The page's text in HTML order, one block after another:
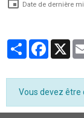
Date de dernière
Partager X
Vous devez